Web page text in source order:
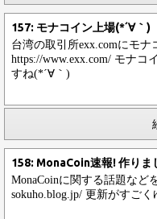
157: モナコイン上場(*´∀｀)
台湾の取引所exx.comにモナ
https://www.exx.com/ モナ
すね(*´∀｀)
158: MonaCoin速報! 作り
MonaCoinに関する話題など
sokuho.blog.jp/ 更新がすごく